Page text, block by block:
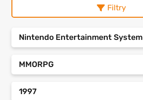
Filtry
Nintendo Entertainment System
MMORPG
1997